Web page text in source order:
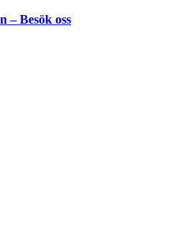
– Besök oss